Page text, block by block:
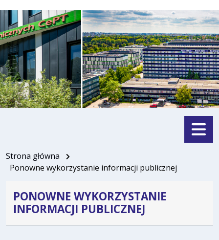
ciemną
Menu
Strona główna
Ponowne wykorzystanie informacji publicznej
PONOWNE WYKORZYSTANIE
INFORMACJI PUBLICZNEJ